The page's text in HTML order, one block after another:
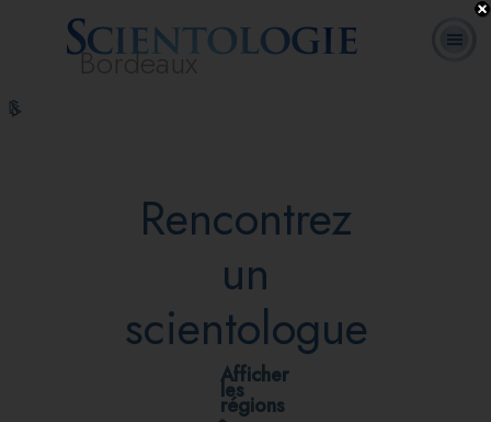
Bordeaux
L. Ron Hubbard
Rencontrez
un
scientologue
Afficher
les
régions